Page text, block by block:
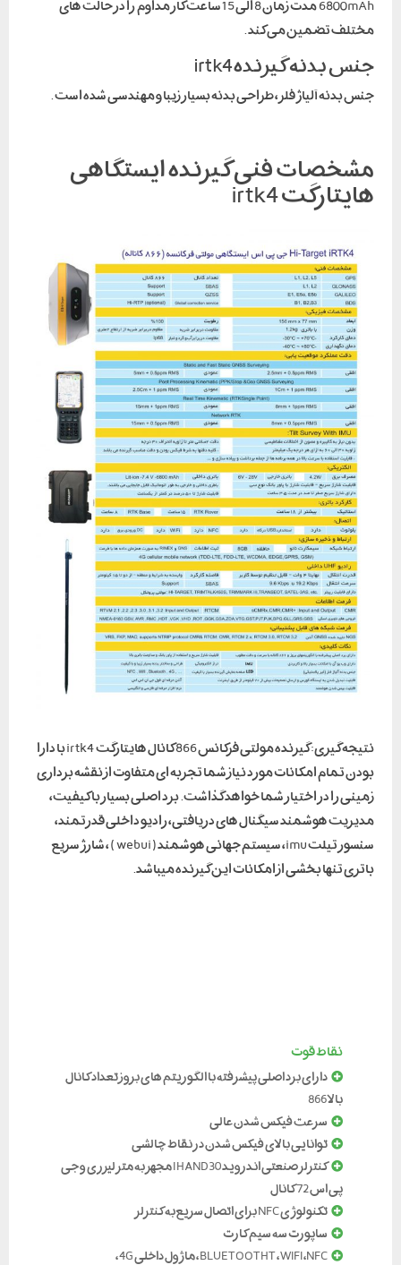
6800mAh مدت زمان 8 الی 15 ساعت کار مداوم را در حالت های
مختلف تضمین می کند .
جنس بدنه گیرنده irtk4
جنس بدنه آلیاژ فلز ، طراحی بدنه بسیار زیبا و مهندسی شده است .
مشخصات فنی گیرنده ایستگاهی
هایتارگت irtk4
نتیجه گیری: گیرنده مولتی فرکانس 866 کانال هایتارگت irtk4 با دارا
بودن تمام امکانات مورد نیاز شما تجربه ای متفاوت از نقشه برداری
زمینی را در اختیار شما خواهد گذاشت. برد اصلی بسیار با کیفیت،
مدیریت هوشمند سیگنال های دریافتی، رادیو داخلی قدرتمند،
سنسور تیلت imu، سیستم جهانی هوشمند( webui ) ، شارژ سریع
باتری تنها بخشی از امکانات این گیرنده میباشد.
نقاط قوت
دارای برد اصلی پیشرفته با الگوریتم های بروز تعداد کانال
بالا 866
سرعت فیکس شدن عالی
توانایی بالای فیکس شدن در نقاط چالشی
کنترلر صنعتی اندروید I HAND30 مجهز به متر لیزری و جی
پی اس 72 کانال
تکنولوژی NFC برای اتصال سریع به کنترلر
ساپورت سه سیم کارت